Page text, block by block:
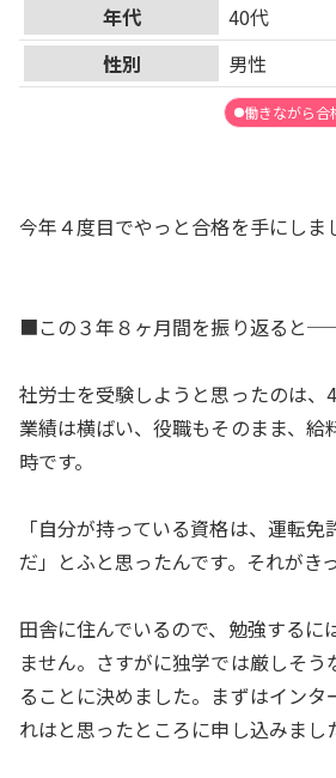
年代
40代
性別
男性
働きながら合
今年４度目でやっと合格を手にしま
■この３年８ヶ月間を振り返ると
社労士を受験しようと思ったのは、
業績は横ばい、役職もそのまま、給
時です。
「自分が持っている資格は、運転
だ」とふと思ったんです。それがき
田舎に住んでいるので、勉強するに
ません。さすがに独学では厳しそう
ることに決めました。まずはインタ
れはと思ったところに申し込みまし